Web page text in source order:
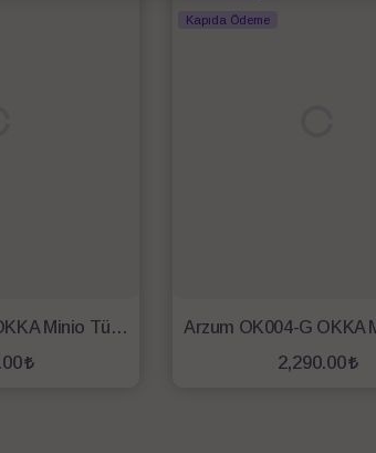
Arzum OK004-T OKKA Minio Türk Kahvesi Makinesi - Toprak
Kapıda Ödeme
2,290.00